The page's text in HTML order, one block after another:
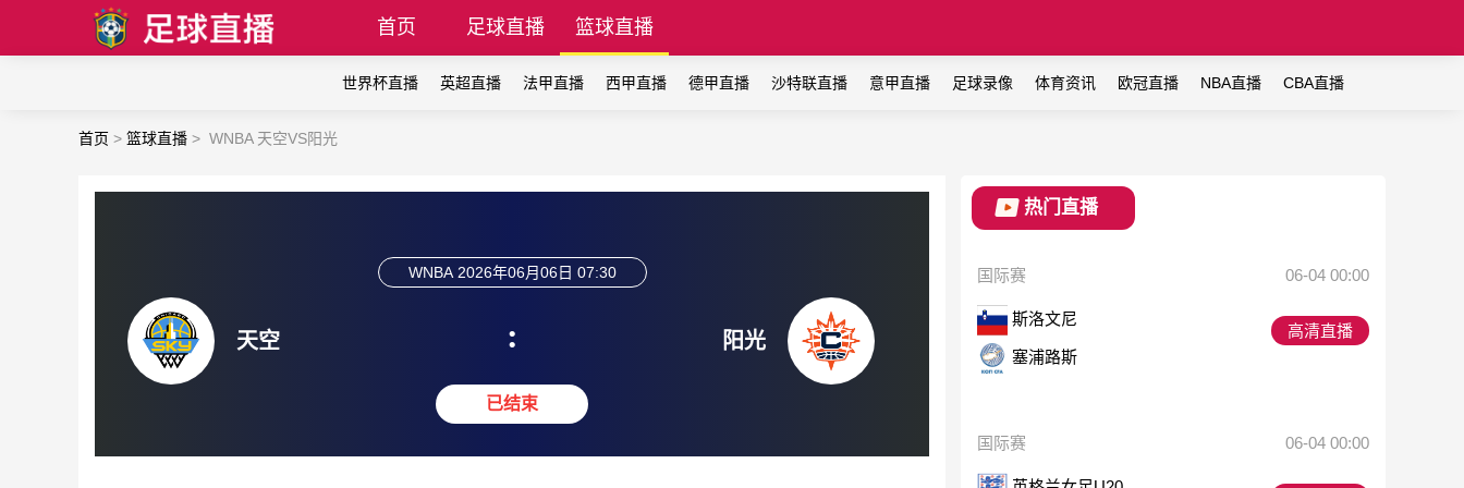
首页 足球直播 篮球直播
世界杯直播 英超直播 法甲直播 西甲直播 德甲直播 沙特联直播 意甲直播 足球录像 体育资讯 欧冠直播 NBA直播 CBA直播
首页 > 篮球直播 > WNBA 天空VS阳光
天空
WNBA 2026年06月06日 07:30
:
已结束
阳光
热门直播
国际赛 06-04 00:00
斯洛文尼
塞浦路斯
高清直播
国际赛 06-04 00:00